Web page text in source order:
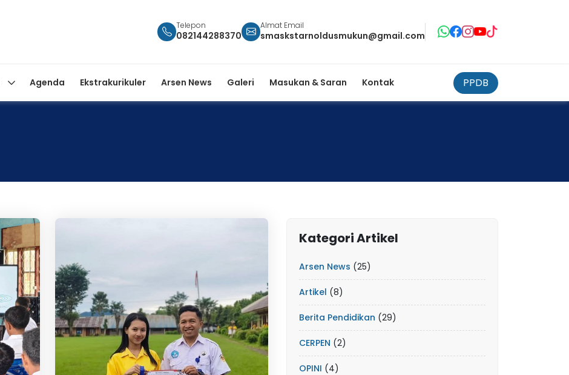
Telepon
082144288370
Almat Email
smaskstarnoldusmukun@gmail.com
Agenda Ekstrakurikuler Arsen News Galeri Masukan & Saran Kontak PPDB
Kategori Artikel
Arsen News (25)
Artikel (8)
Berita Pendidikan (29)
CERPEN (2)
OPINI (4)